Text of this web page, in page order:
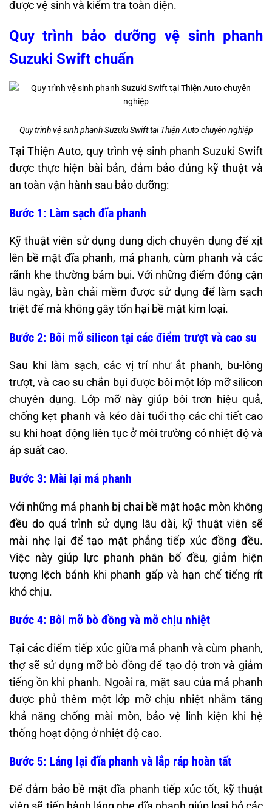
được vệ sinh và kiểm tra toàn diện.
Quy trình bảo dưỡng vệ sinh phanh
Suzuki Swift chuẩn
Quy trình vệ sinh phanh Suzuki Swift tại Thiện Auto chuyên nghiệp
Tại Thiện Auto, quy trình vệ sinh phanh Suzuki Swift
được thực hiện bài bản, đảm bảo đúng kỹ thuật và
an toàn vận hành sau bảo dưỡng:
Bước 1: Làm sạch đĩa phanh
Kỹ thuật viên sử dụng dung dịch chuyên dụng để xịt
lên bề mặt đĩa phanh, má phanh, cùm phanh và các
rãnh khe thường bám bụi. Với những điểm đóng cặn
lâu ngày, bàn chải mềm được sử dụng để làm sạch
triệt để mà không gây tổn hại bề mặt kim loại.
Bước 2: Bôi mỡ silicon tại các điểm trượt và cao su
Sau khi làm sạch, các vị trí như ắt phanh, bu-lông
trượt, và cao su chắn bụi được bôi một lớp mỡ silicon
chuyên dụng. Lớp mỡ này giúp bôi trơn hiệu quả,
chống kẹt phanh và kéo dài tuổi thọ các chi tiết cao
su khi hoạt động liên tục ở môi trường có nhiệt độ và
áp suất cao.
Bước 3: Mài lại má phanh
Với những má phanh bị chai bề mặt hoặc mòn không
đều do quá trình sử dụng lâu dài, kỹ thuật viên sẽ
mài nhẹ lại để tạo mặt phẳng tiếp xúc đồng đều.
Việc này giúp lực phanh phân bố đều, giảm hiện
tượng lệch bánh khi phanh gấp và hạn chế tiếng rít
khó chịu.
Bước 4: Bôi mỡ bò đồng và mỡ chịu nhiệt
Tại các điểm tiếp xúc giữa má phanh và cùm phanh,
thợ sẽ sử dụng mỡ bò đồng để tạo độ trơn và giảm
tiếng ồn khi phanh. Ngoài ra, mặt sau của má phanh
được phủ thêm một lớp mỡ chịu nhiệt nhằm tăng
khả năng chống mài mòn, bảo vệ linh kiện khi hệ
thống hoạt động ở nhiệt độ cao.
Bước 5: Láng lại đĩa phanh và lắp ráp hoàn tất
Để đảm bảo bề mặt đĩa phanh tiếp xúc tốt, kỹ thuật